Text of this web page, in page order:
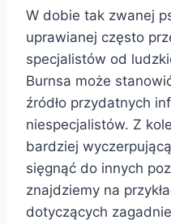
W dobie tak zwanej
uprawianej często
specjalistów od
Burnsa może
źródło przydatnych
niespecjalistów. Z
bardziej
sięgnąć do innych
znajdziemy na
dotyczących